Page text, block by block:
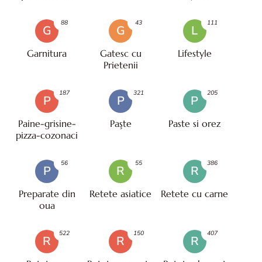
G
Garnitura
88
G
Gatesc cu
Prietenii
43
L
Lifestyle
111
P
Paine-grisine-
pizza-cozonaci
187
P
Paşte
321
P
Paste si orez
205
P
Preparate din
oua
56
R
Retete asiatice
55
R
Retete cu carne
386
R
522
R
150
R
407